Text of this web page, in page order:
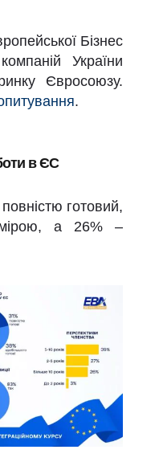
Бізнес
України
Євросоюзу.
.
в ЄС
готовий,
а 26% –